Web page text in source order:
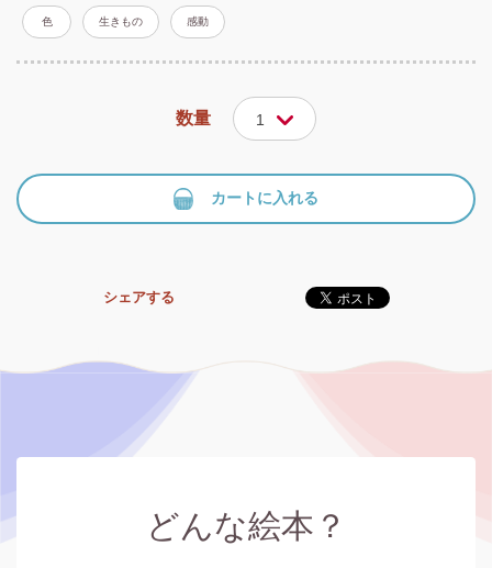
色 生きもの 感動
数量 1
カートに入れる
シェアする
どんな絵本？